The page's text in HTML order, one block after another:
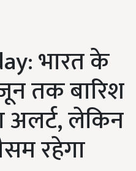
भारत के
तक बारिश
लेकिन
रहेगा